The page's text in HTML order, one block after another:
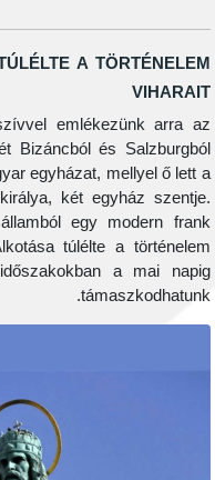
túlélte a
szívvel emlékezünk
Bizáncból és
a magyar egyházat, mellyel
királya, két egyház
államból egy
Alkotása túlélte a
időszakokban a